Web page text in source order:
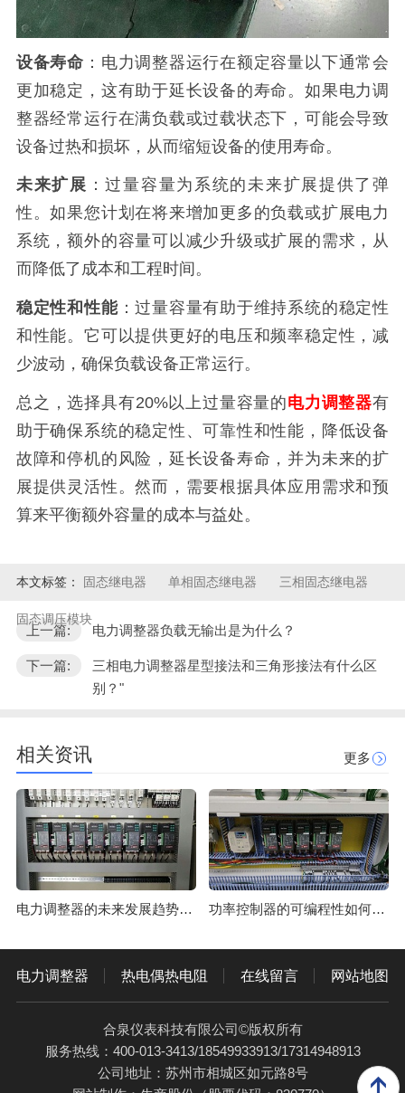
设备寿命 ：电力调整器运行在额定容量以下通常会
更加稳定，这有助于延长设备的寿命。如果电力调
整器经常运行在满负载或过载状态下，可能会导致
设备过热和损坏，从而缩短设备的使用寿命。
未来扩展 ：过量容量为系统的未来扩展提供了弹
性。如果您计划在将来增加更多的负载或扩展电力
系统，额外的容量可以减少升级或扩展的需求，从
而降低了成本和工程时间。
稳定性和性能：过量容量有助于维持系统的稳定性
和性能。它可以提供更好的电压和频率稳定性，减
少波动，确保负载设备正常运行。
总之，选择具有20%以上过量容量的电力调整器有
助于确保系统的稳定性、可靠性和性能，降低设备
故障和停机的风险，延长设备寿命，并为未来的扩
展提供灵活性。然而，需要根据具体应用需求和预
算来平衡额外容量的成本与益处。
本文标签： 固态继电器 单相固态继电器 三相固态继电器
固态调压模块
上一篇: 电力调整器负载无输出是为什么？
下一篇:
三相电力调整器星型接法和三角形接法有什么区
别？"
相关资讯 更多
电力调整器的未来发展趋势是什么，它将如何推动电力系统的创新和可持续性？ 功率控制器的可编程性如何影响电力分配和控制？
电力调整器 热电偶热电阻 在线留言 网站地图
合泉仪表科技有限公司©版权所有
服务热线：400-013-3413/18549933913/17314948913
公司地址：苏州市相城区如元路8号